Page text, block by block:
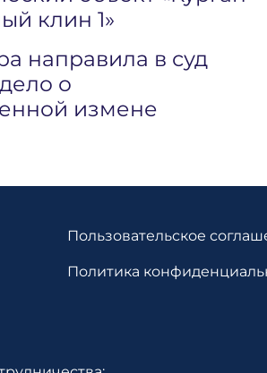
клин 1»
направила в суд
о
измене
Пользовательское
Политика